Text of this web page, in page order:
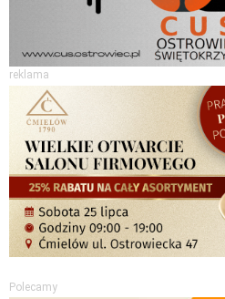
reklama
Polecamy